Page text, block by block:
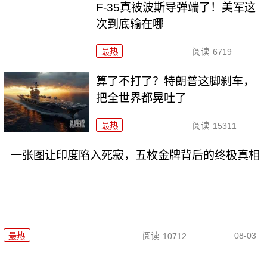
F-35真被波斯导弹端了！美军这
次到底输在哪
最热 阅读 6719
算了不打了？特朗普这脚刹车，
把全世界都晃吐了
最热 阅读 15311
一张图让印度陷入死寂，五枚金牌背后的终极真相
最热 阅读 10712 08-03